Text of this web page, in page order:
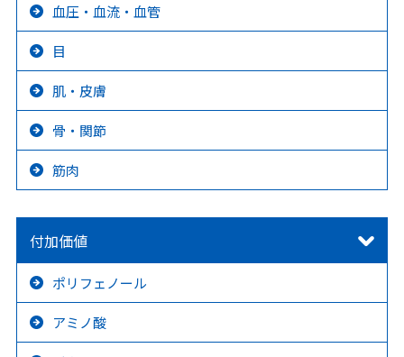
血圧・血流・血管
目
肌・皮膚
骨・関節
筋肉
付加価値
ポリフェノール
アミノ酸